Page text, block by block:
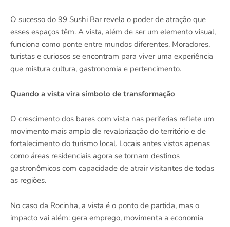
O sucesso do 99 Sushi Bar revela o poder de atração que
esses espaços têm. A vista, além de ser um elemento visual,
funciona como ponte entre mundos diferentes. Moradores,
turistas e curiosos se encontram para viver uma experiência
que mistura cultura, gastronomia e pertencimento.
Quando a vista vira símbolo de transformação
O crescimento dos bares com vista nas periferias reflete um
movimento mais amplo de revalorização do território e de
fortalecimento do turismo local. Locais antes vistos apenas
como áreas residenciais agora se tornam destinos
gastronômicos com capacidade de atrair visitantes de todas
as regiões.
No caso da Rocinha, a vista é o ponto de partida, mas o
impacto vai além: gera emprego, movimenta a economia